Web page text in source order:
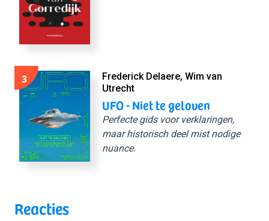
3
Frederick Delaere, Wim van
Utrecht
UFO - Niet te geloven
Perfecte gids voor verklaringen,
maar historisch deel mist nodige
nuance.
Reacties